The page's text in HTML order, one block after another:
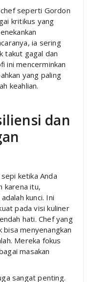
seperti Gordon
kritikus yang
ia sering
takut gagal dan
ini mencerminkan
yang paling
keahlian.
dan
ketika Anda
karena itu,
adalah kunci. Ini
pada visi kuliner
hati. Chef yang
menyenangkan
Mereka fokus
masakan
sangat penting.